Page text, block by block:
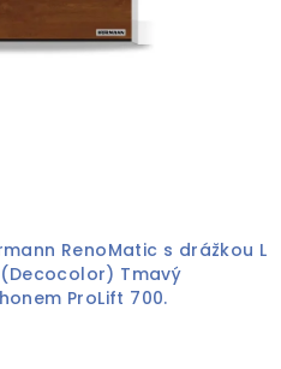
RenoMatic s drážkou L
Tmavý
ProLift 700.